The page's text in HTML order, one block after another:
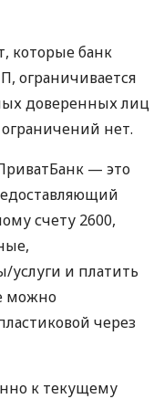
которые банк
ограничивается
доверенных лиц
нет.
— это
счету 2600,
услуги и платить
можно
через
к текущему